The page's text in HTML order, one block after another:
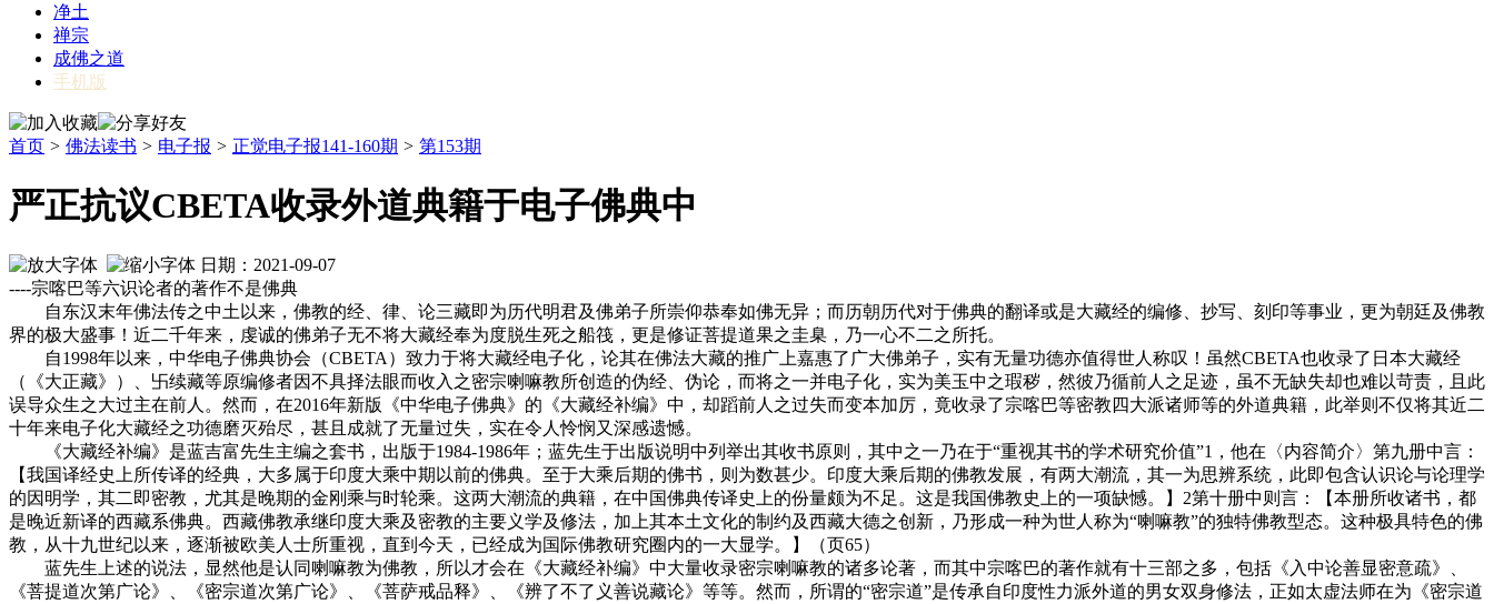
净土
禅宗
成佛之道
手机版
首页 > 佛法读书 > 电子报 > 正觉电子报141-160期 > 第153期
严正抗议CBETA收录外道典籍于电子佛典中
日期：2021-09-07
----宗喀巴等六识论者的著作不是佛典
自东汉末年佛法传之中土以来，佛教的经、律、论三藏即为历代明君及佛弟子所崇仰恭奉如佛无异；而历朝历代对于佛典的翻译或是大藏经的编修、抄写、刻印等事业，更为朝廷及佛教
界的极大盛事！近二千年来，虔诚的佛弟子无不将大藏经奉为度脱生死之船筏，更是修证菩提道果之圭臬，乃一心不二之所托。
自1998年以来，中华电子佛典协会（CBETA）致力于将大藏经电子化，论其在佛法大藏的推广上嘉惠了广大佛弟子，实有无量功德亦值得世人称叹！虽然CBETA也收录了日本大藏经
（《大正藏》）、卐续藏等原编修者因不具择法眼而收入之密宗喇嘛教所创造的伪经、伪论，而将之一并电子化，实为美玉中之瑕秽，然彼乃循前人之足迹，虽不无缺失却也难以苛责，且此
误导众生之大过主在前人。然而，在2016年新版《中华电子佛典》的《大藏经补编》中，却蹈前人之过失而变本加厉，竟收录了宗喀巴等密教四大派诸师等的外道典籍，此举则不仅将其近二
十年来电子化大藏经之功德磨灭殆尽，甚且成就了无量过失，实在令人怜悯又深感遗憾。
《大藏经补编》是蓝吉富先生主编之套书，出版于1984-1986年；蓝先生于出版说明中列举出其收书原则，其中之一乃在于“重视其书的学术研究价值”1，他在〈内容简介〉第九册中言：
【我国译经史上所传译的经典，大多属于印度大乘中期以前的佛典。至于大乘后期的佛书，则为数甚少。印度大乘后期的佛教发展，有两大潮流，其一为思辨系统，此即包含认识论与论理学
的因明学，其二即密教，尤其是晚期的金刚乘与时轮乘。这两大潮流的典籍，在中国佛典传译史上的份量颇为不足。这是我国佛教史上的一项缺憾。】2第十册中则言：【本册所收诸书，都
是晚近新译的西藏系佛典。西藏佛教承继印度大乘及密教的主要义学及修法，加上其本土文化的制约及西藏大德之创新，乃形成一种为世人称为“喇嘛教”的独特佛教型态。这种极具特色的佛
教，从十九世纪以来，逐渐被欧美人士所重视，直到今天，已经成为国际佛教研究圈内的一大显学。】（页65）
蓝先生上述的说法，显然他是认同喇嘛教为佛教，所以才会在《大藏经补编》中大量收录密宗喇嘛教的诸多论著，而其中宗喀巴的著作就有十三部之多，包括《入中论善显密意疏》、
《菩提道次第广论》、《密宗道次第广论》、《菩萨戒品释》、《辨了不了义善说藏论》等等。然而，所谓的“密宗道”是传承自印度性力派外道的男女双身修法，正如太虚法师在为《密宗道